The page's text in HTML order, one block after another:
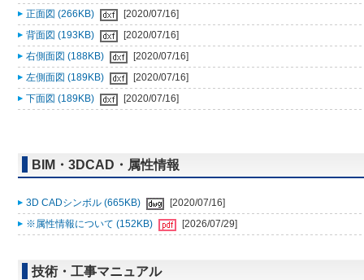
正面図 (266KB)
[2020/07/16]
背面図 (193KB)
[2020/07/16]
右側面図 (188KB)
[2020/07/16]
左側面図 (189KB)
[2020/07/16]
下面図 (189KB)
[2020/07/16]
BIM・3DCAD・属性情報
3D CADシンボル (665KB)
[2020/07/16]
※属性情報について (152KB)
[2026/07/29]
技術・工事マニュアル